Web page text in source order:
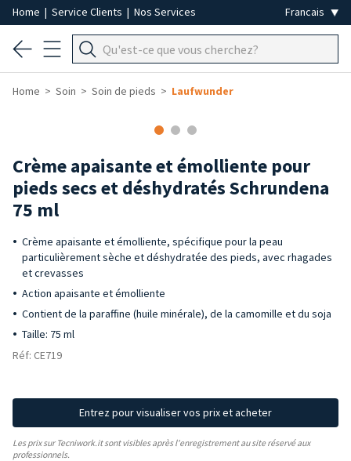
Home | Service Clients | Nos Services
Home Soin Soin de pieds Laufwunder
Crème apaisante et émolliente pour
pieds secs et déshydratés Schrundena
75 ml
Crème apaisante et émolliente, spécifique pour la peau
particulièrement sèche et déshydratée des pieds, avec rhagades
et crevasses
Action apaisante et émolliente
Contient de la paraffine (huile minérale), de la camomille et du soja
Taille: 75 ml
Réf: CE719
Entrez pour visualiser vos prix et acheter
Les prix sur Tecniwork.it sont visibles après l'enregistrement au site réservé aux
professionnels.